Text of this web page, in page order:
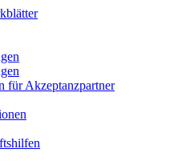
für Akzeptanzpartner